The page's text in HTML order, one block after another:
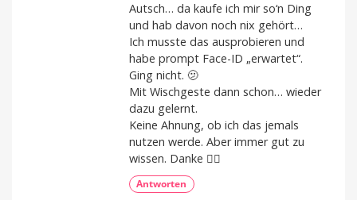
Autsch… da kaufe ich mir so‘n Ding
und hab davon noch nix gehört…
Ich musste das ausprobieren und
habe prompt Face-ID „erwartet“.
Ging nicht. 🫤
Mit Wischgeste dann schon… wieder
dazu gelernt.
Keine Ahnung, ob ich das jemals
nutzen werde. Aber immer gut zu
wissen. Danke 👍🏼
Antworten